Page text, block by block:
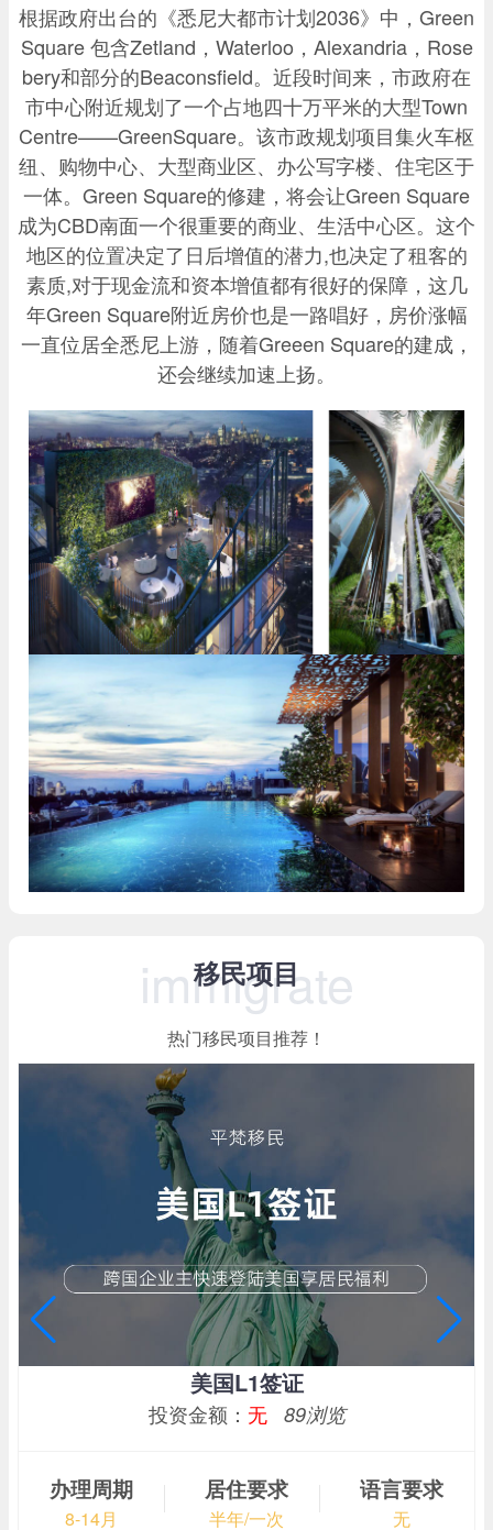
根据政府出台的《悉尼大都市计划2036》中，Green
Square 包含Zetland，Waterloo，Alexandria，Rose
bery和部分的Beaconsfield。近段时间来，市政府在
市中心附近规划了一个占地四十万平米的大型Town
Centre——GreenSquare。该市政规划项目集火车枢
纽、购物中心、大型商业区、办公写字楼、住宅区于
一体。Green Square的修建，将会让Green Square
成为CBD南面一个很重要的商业、生活中心区。这个
地区的位置决定了日后增值的潜力,也决定了租客的
素质,对于现金流和资本增值都有很好的保障，这几
年Green Square附近房价也是一路唱好，房价涨幅
一直位居全悉尼上游，随着Greeen Square的建成，
还会继续加速上扬。
移民项目
immigrate
热门移民项目推荐！
美国L1签证
投资金额： 无 89浏览
办理周期
8-14月
居住要求
半年/一次
语言要求
无